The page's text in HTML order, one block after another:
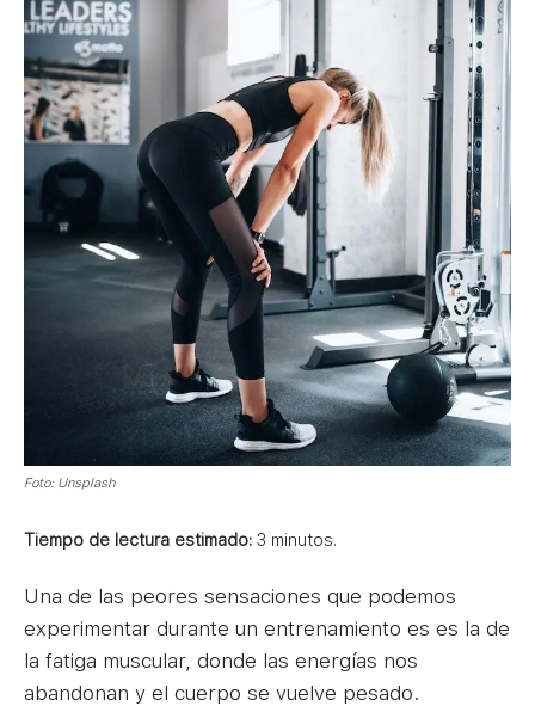
Foto: Unsplash
Tiempo de lectura estimado: 3 minutos.
Una de las peores sensaciones que podemos
experimentar durante un entrenamiento es es la de
la fatiga muscular, donde las energías nos
abandonan y el cuerpo se vuelve pesado.